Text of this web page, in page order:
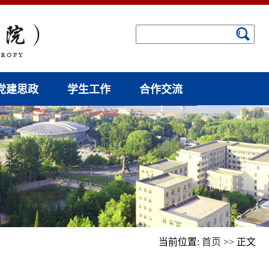
建思政 学生工作 合作交流
当前位置: 首页 >> 正文